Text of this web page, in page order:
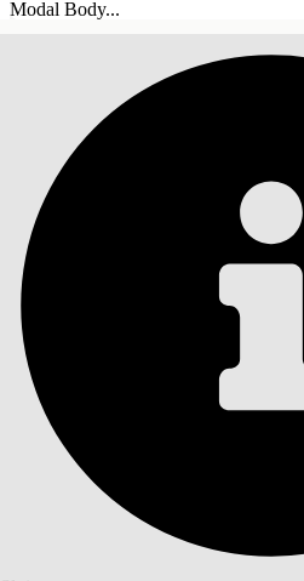
Modal Body...
INHOUDSOPGAVE